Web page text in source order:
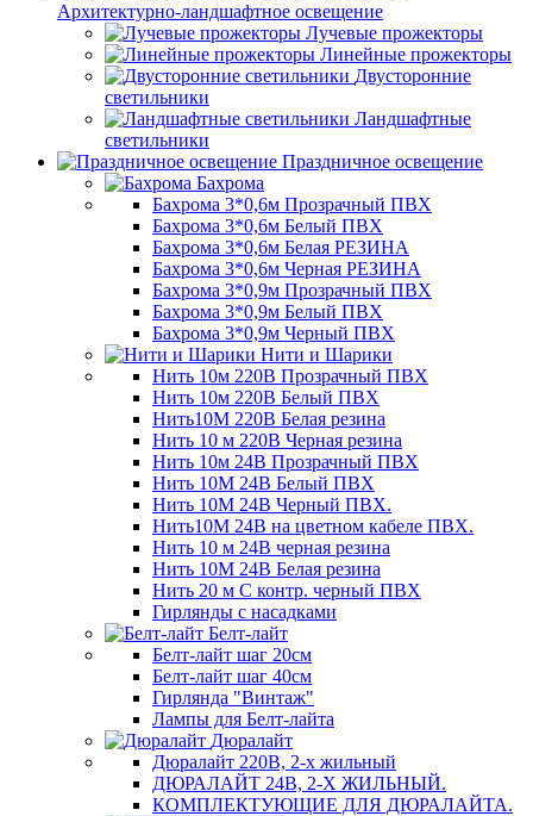
Архитектурно-ландшафтное освещение
Лучевые прожекторы
Линейные прожекторы
Двусторонние
светильники
Ландшафтные
светильники
Праздничное освещение
Бахрома
Бахрома 3*0,6м Прозрачный ПВХ
Бахрома 3*0,6м Белый ПВХ
Бахрома 3*0,6м Белая РЕЗИНА
Бахрома 3*0,6м Черная РЕЗИНА
Бахрома 3*0,9м Прозрачный ПВХ
Бахрома 3*0,9м Белый ПВХ
Бахрома 3*0,9м Черный ПВХ
Нити и Шарики
Нить 10м 220В Прозрачный ПВХ
Нить 10м 220В Белый ПВХ
Нить10М 220В Белая резина
Нить 10 м 220В Черная резина
Нить 10м 24В Прозрачный ПВХ
Нить 10М 24В Белый ПВХ
Нить 10М 24В Черный ПВХ.
Нить10М 24В на цветном кабеле ПВХ.
Нить 10 м 24В черная резина
Нить 10М 24В Белая резина
Нить 20 м С контр. черный ПВХ
Гирлянды с насадками
Белт-лайт
Белт-лайт шаг 20см
Белт-лайт шаг 40см
Гирлянда "Винтаж"
Лампы для Белт-лайта
Дюралайт
Дюралайт 220В, 2-х жильный
ДЮРАЛАЙТ 24В, 2-Х ЖИЛЬНЫЙ.
КОМПЛЕКТУЮЩИЕ ДЛЯ ДЮРАЛАЙТА.